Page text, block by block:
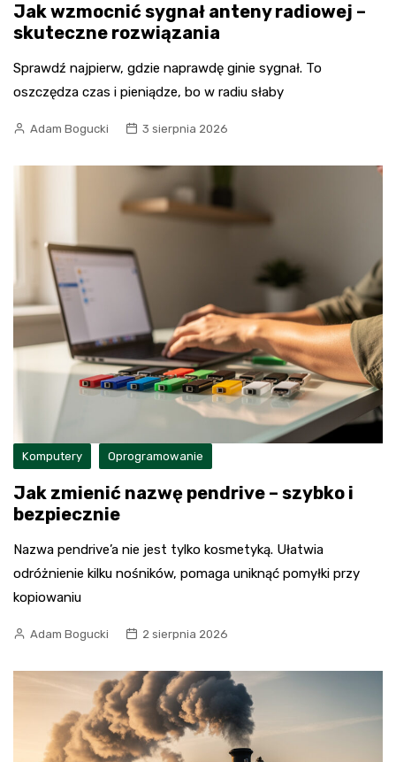
Jak wzmocnić sygnał anteny radiowej –
skuteczne rozwiązania
Sprawdź najpierw, gdzie naprawdę ginie sygnał. To
oszczędza czas i pieniądze, bo w radiu słaby
Adam Bogucki 3 sierpnia 2026
Komputery Oprogramowanie
Jak zmienić nazwę pendrive – szybko i
bezpiecznie
Nazwa pendrive’a nie jest tylko kosmetyką. Ułatwia
odróżnienie kilku nośników, pomaga uniknąć pomyłki przy
kopiowaniu
Adam Bogucki 2 sierpnia 2026